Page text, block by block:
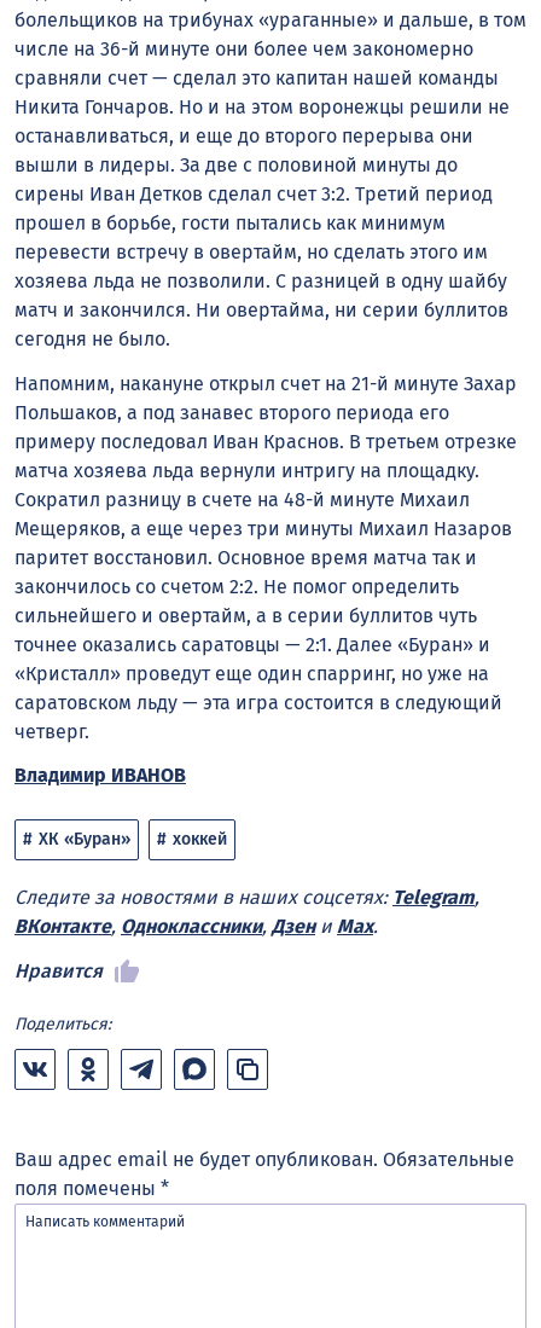
болельщиков на трибунах «ураганные» и дальше, в том
числе на 36-й минуте они более чем закономерно
сравняли счет — сделал это капитан нашей команды
Никита Гончаров. Но и на этом воронежцы решили не
останавливаться, и еще до второго перерыва они
вышли в лидеры. За две с половиной минуты до
сирены Иван Детков сделал счет 3:2. Третий период
прошел в борьбе, гости пытались как минимум
перевести встречу в овертайм, но сделать этого им
хозяева льда не позволили. С разницей в одну шайбу
матч и закончился. Ни овертайма, ни серии буллитов
сегодня не было.
Напомним, накануне открыл счет на 21-й минуте Захар
Польшаков, а под занавес второго периода его
примеру последовал Иван Краснов. В третьем отрезке
матча хозяева льда вернули интригу на площадку.
Сократил разницу в счете на 48-й минуте Михаил
Мещеряков, а еще через три минуты Михаил Назаров
паритет восстановил. Основное время матча так и
закончилось со счетом 2:2. Не помог определить
сильнейшего и овертайм, а в серии буллитов чуть
точнее оказались саратовцы — 2:1. Далее «Буран» и
«Кристалл» проведут еще один спарринг, но уже на
саратовском льду — эта игра состоится в следующий
четверг.
Владимир ИВАНОВ
ХК «Буран» хоккей
Следите за новостями в наших соцсетях: Telegram,
ВКонтакте, Одноклассники, Дзени Max.
Нравится
Поделиться:
Ваш адрес email не будет опубликован. Обязательные
поля помечены *